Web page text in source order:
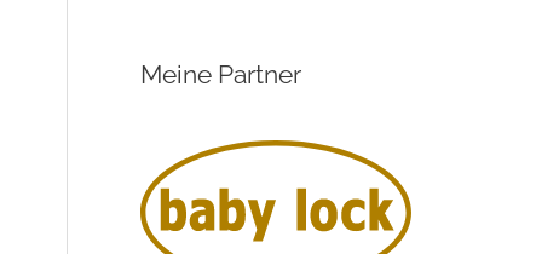
Meine Partner